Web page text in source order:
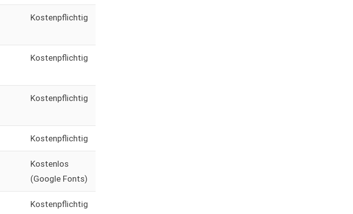
Kostenpflichtig
Kostenpflichtig
Kostenpflichtig
Kostenpflichtig
Kostenlos
(Google Fonts)
Kostenpflichtig